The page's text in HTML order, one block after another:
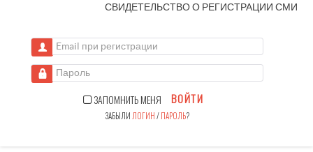
СВИДЕТЕЛЬСТВО О РЕГИСТРАЦИИСМИ
Email при регистрации
Пароль
ЗАПОМНИТЬ МЕНЯ ВОЙТИ
ЗАБЫЛИ ЛОГИН/ПАРОЛЬ?